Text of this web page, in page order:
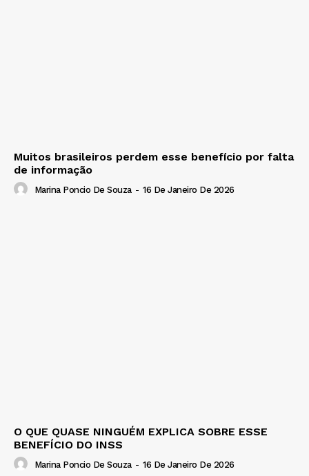
Muitos brasileiros perdem esse benefício por falta
de informação
Marina Poncio De Souza - 16 De Janeiro De 2026
O QUE QUASE NINGUÉM EXPLICA SOBRE ESSE
BENEFÍCIO DO INSS
Marina Poncio De Souza - 16 De Janeiro De 2026